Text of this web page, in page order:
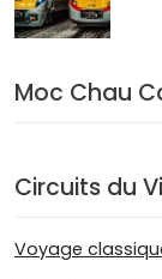
Moc Chau
Circuits du
Voyage